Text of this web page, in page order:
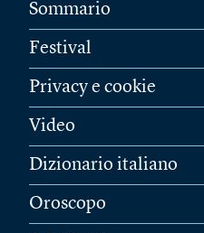
Sommario
Festival
Privacy e cookie
Video
Dizionario italiano
Oroscopo